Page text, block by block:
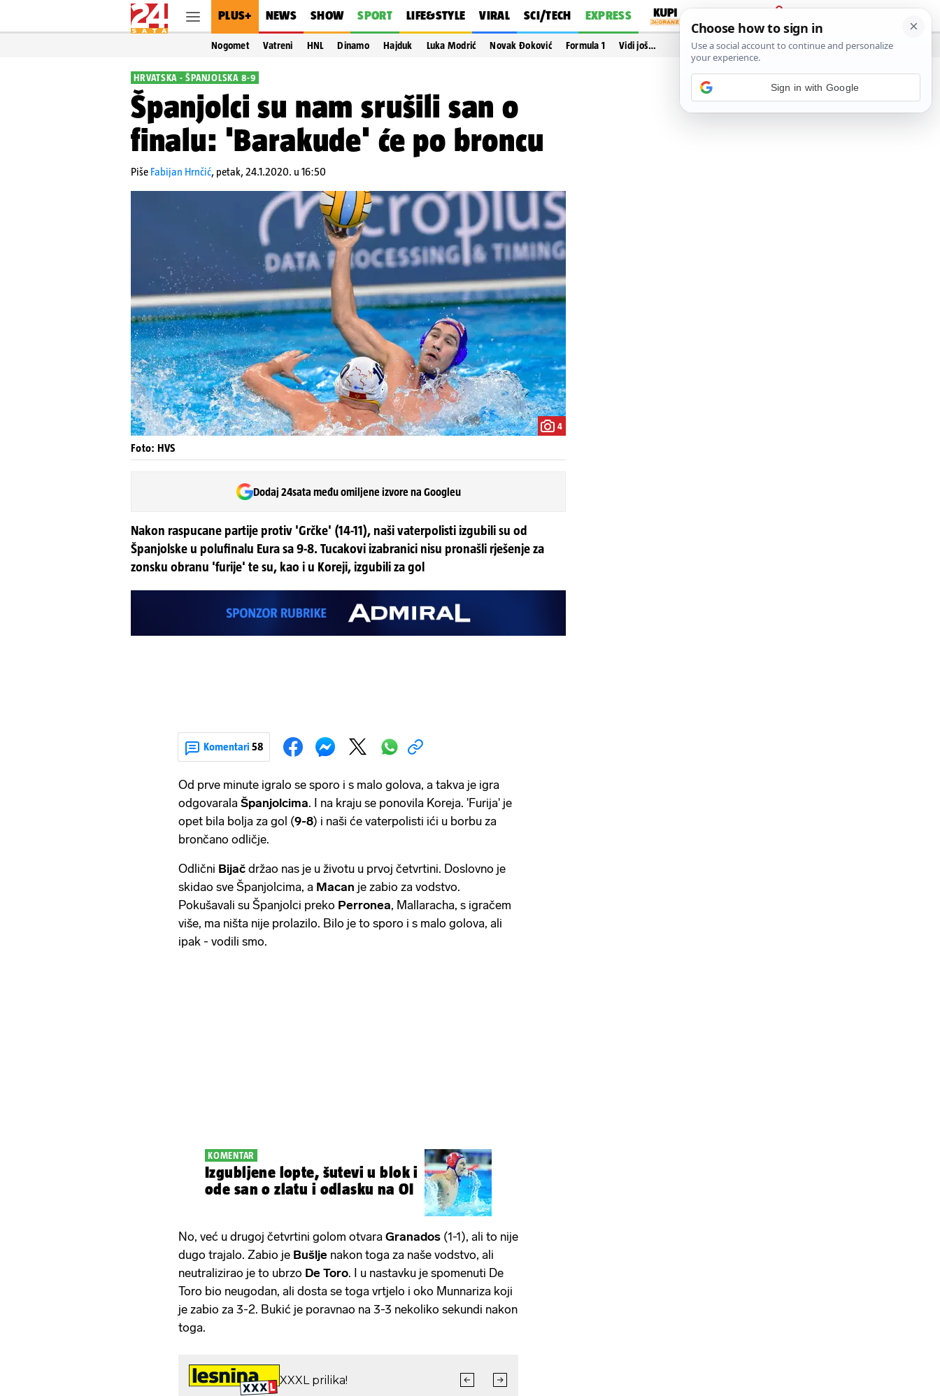
PLUS+ NEWS SHOW SPORT LIFE&STYLE VIRAL SCI/TECH EXPRESS
PRIJAVA
Nogomet Vatreni HNL Dinamo Hajduk Luka Modrić Novak Đoković Formula 1 Vidi još…
HRVATSKA - ŠPANJOLSKA 8-9
Španjolci su nam srušili san o
finalu: 'Barakude' će po broncu
Piše Fabijan Hrnčić, petak, 24.1.2020. u 16:50
4
Foto: HVS
Dodaj 24sata među omiljene izvore na Googleu
Nakon raspucane partije protiv 'Grčke' (14-11), naši vaterpolisti izgubili su od
Španjolske u polufinalu Eura sa 9-8. Tucakovi izabranici nisu pronašli rješenje za
zonsku obranu 'furije' te su, kao i u Koreji, izgubili za gol
Komentari 58
Od prve minute igralo se sporo i s malo golova, a takva je igra
odgovarala Španjolcima. I na kraju se ponovila Koreja. 'Furija' je
opet bila bolja za gol (9-8) i naši će vaterpolisti ići u borbu za
brončano odličje.
Odlični Bijač držao nas je u životu u prvoj četvrtini. Doslovno je
skidao sve Španjolcima, a Macan je zabio za vodstvo.
Pokušavali su Španjolci preko Perronea, Mallaracha, s igračem
više, ma ništa nije prolazilo. Bilo je to sporo i s malo golova, ali
ipak - vodili smo.
KOMENTAR
Izgubljene lopte, šutevi u blok i
ode san o zlatu i odlasku na OI
No, već u drugoj četvrtini golom otvara Granados (1-1), ali to nije
dugo trajalo. Zabio je Bušlje nakon toga za naše vodstvo, ali
neutralizirao je to ubrzo De Toro. I u nastavku je spomenuti De
Toro bio neugodan, ali dosta se toga vrtjelo i oko Munnariza koji
je zabio za 3-2. Bukić je poravnao na 3-3 nekoliko sekundi nakon
toga.